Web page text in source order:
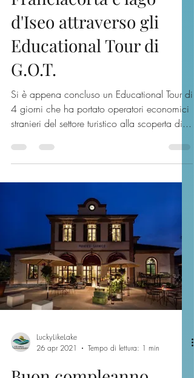
LuckyLikeLake
14 giu 2021
Tempo di lettura: 2 min
Promuovere
Valcamonica,
Franciacorta e lago
d'Iseo attraverso gli
Educational Tour di
G.O.T.
Si è appena concluso un Educational Tour di
4 giorni che ha portato operatori economici
stranieri del settore turistico alla scoperta di...